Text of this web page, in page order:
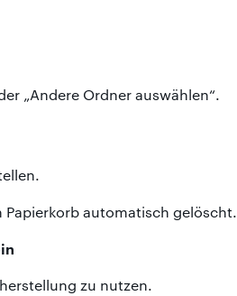
„Andere Ordner auswählen“.
automatisch gelöscht.
zu nutzen.